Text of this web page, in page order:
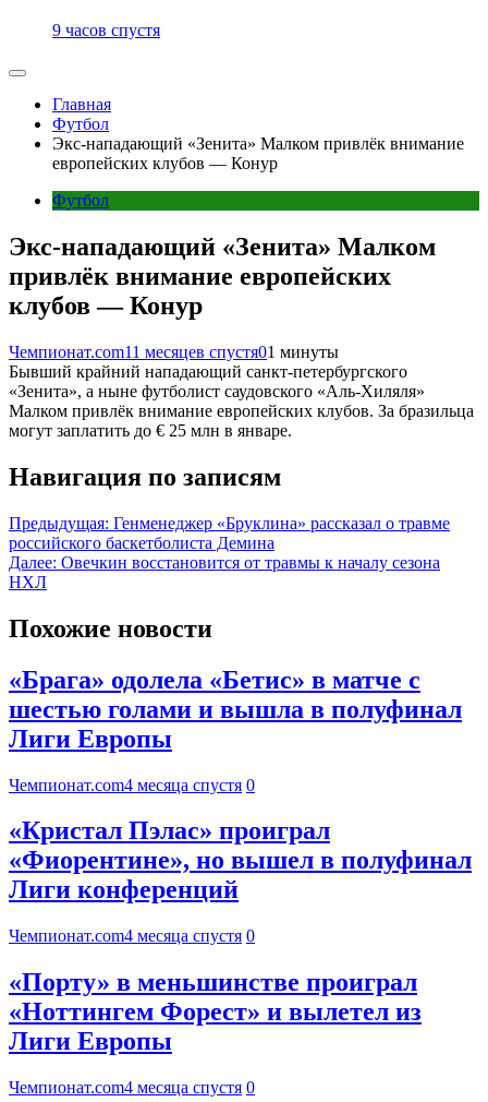
9 часов спустя
Главная
Футбол
Экс-нападающий «Зенита» Малком привлёк внимание
европейских клубов — Конур
Футбол
Экс-нападающий «Зенита» Малком
привлёк внимание европейских
клубов — Конур
Чемпионат.com11 месяцев спустя01 минуты
Бывший крайний нападающий санкт-петербургского
«Зенита», а ныне футболист саудовского «Аль-Хиляля»
Малком привлёк внимание европейских клубов. За бразильца
могут заплатить до € 25 млн в январе.
Навигация по записям
Предыдущая: Генменеджер «Бруклина» рассказал о травме
российского баскетболиста Демина
Далее: Овечкин восстановится от травмы к началу сезона
НХЛ
Похожие новости
«Брага» одолела «Бетис» в матче с
шестью голами и вышла в полуфинал
Лиги Европы
Чемпионат.com4 месяца спустя 0
«Кристал Пэлас» проиграл
«Фиорентине», но вышел в полуфинал
Лиги конференций
Чемпионат.com4 месяца спустя 0
«Порту» в меньшинстве проиграл
«Ноттингем Форест» и вылетел из
Лиги Европы
Чемпионат.com4 месяца спустя 0